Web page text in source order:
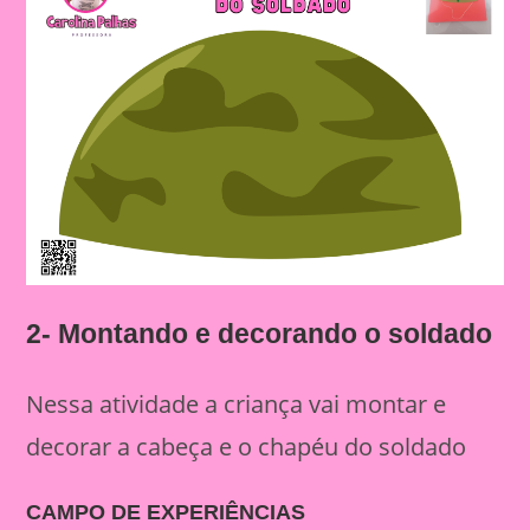
2- Montando e decorando o soldado
Nessa atividade a criança vai montar e
decorar a cabeça e o chapéu do soldado
CAMPO DE EXPERIÊNCIAS